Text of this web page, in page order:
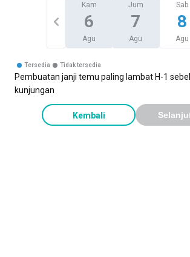
Kam
6
Agu
Jum
7
Agu
Sab
8
Agu
Tersedia Tidak tersedia
Pembuatan janji temu paling lambat H-1
kunjungan
Kembali